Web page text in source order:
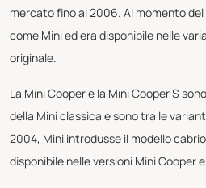
mercato fino al 2006. Al momento
come Mini ed era disponibile nelle
originale.
La Mini Cooper e la Mini Cooper S
della Mini classica e sono tra le
2004, Mini introdusse il modello
disponibile nelle versioni Mini Cooper